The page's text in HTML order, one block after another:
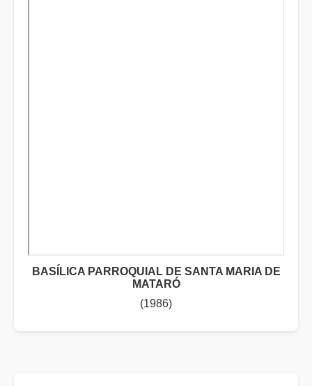
BASÍLICA PARROQUIAL DE SANTA MARIA DE
MATARÓ
(1986)